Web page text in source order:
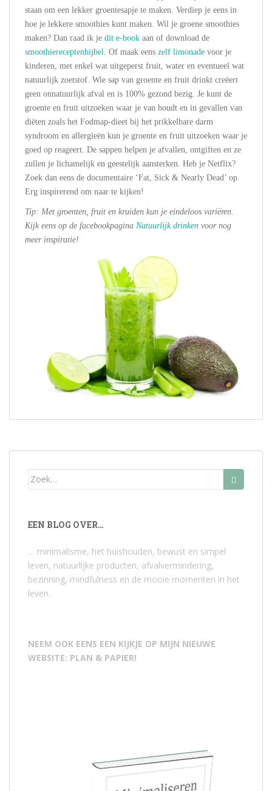
staan om een lekker groentesapje te maken. Verdiep je eens in
hoe je lekkere smoothies kunt maken. Wil je groene smoothies
maken? Dan raad ik je dit e-book aan of download de
smoothiereceptenbijbel . Of maak eens zelf limonade voor je
kinderen, met enkel wat uitgeperst fruit, water en eventueel wat
natuurlijk zoetstof. Wie sap van groente en fruit drinkt creëert
geen onnatuurlijk afval en is 100% gezond bezig. Je kunt de
groente en fruit uitzoeken waar je van houdt en in gevallen van
diëten zoals het Fodmap-dieet bij het prikkelbare darm
syndroom en allergieën kun je groente en fruit uitzoeken waar je
goed op reageert. De sappen helpen je afvallen, ontgiften en ze
zullen je lichamelijk en geestelijk aansterken. Heb je Netflix?
Zoek dan eens de documentaire ‘Fat, Sick & Nearly Dead’ op.
Erg inspirerend om naar te kijken!
Tip: Met groenten, fruit en kruiden kun je eindeloos variëren.
Kijk eens op de facebookpagina Natuurlijk drinken voor nog
meer inspiratie!
Zoek
EEN BLOG OVER…
… minimalisme, het huishouden, bewust en simpel
leven, natuurlijke producten, afvalvermindering,
bezinning, mindfulness en de mooie momenten in het
leven.
NEEM OOK EENS EEN KIJKJE OP MIJN NIEUWE
WEBSITE: PLAN & PAPIER!